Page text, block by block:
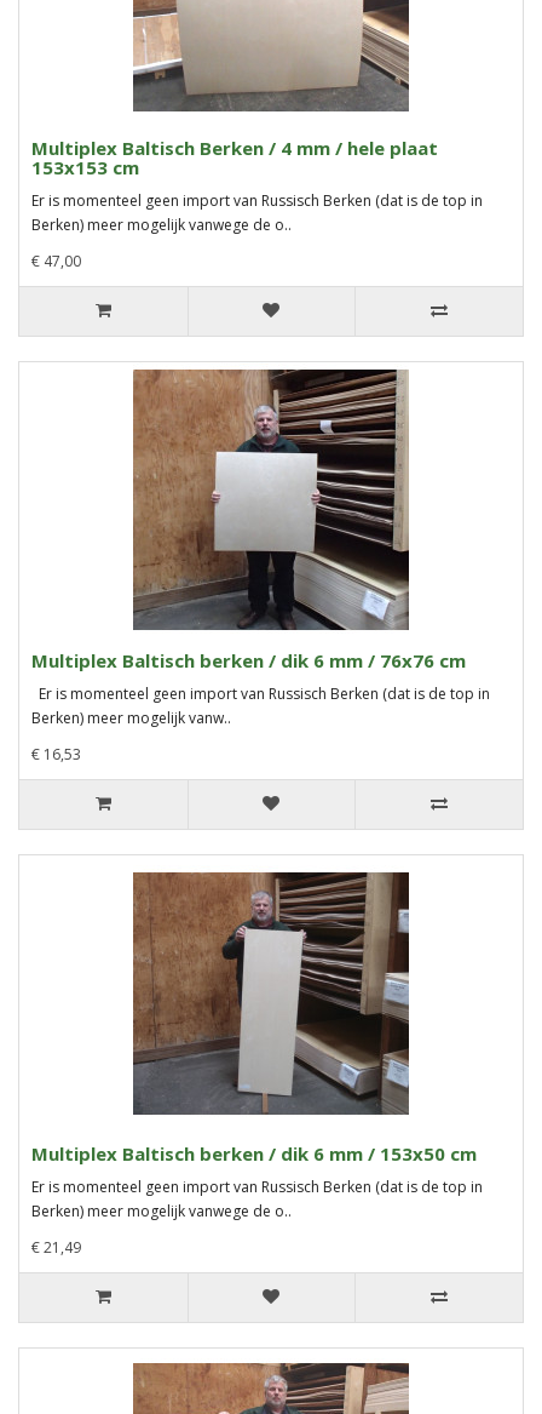
Multiplex Baltisch Berken / 4 mm / hele plaat
153x153 cm
Er is momenteel geen import van Russisch Berken (dat is de top in
Berken) meer mogelijk vanwege de o..
€ 47,00
Multiplex Baltisch berken / dik 6 mm / 76x76 cm
Er is momenteel geen import van Russisch Berken (dat is de top in
Berken) meer mogelijk vanw..
€ 16,53
Multiplex Baltisch berken / dik 6 mm / 153x50 cm
Er is momenteel geen import van Russisch Berken (dat is de top in
Berken) meer mogelijk vanwege de o..
€ 21,49